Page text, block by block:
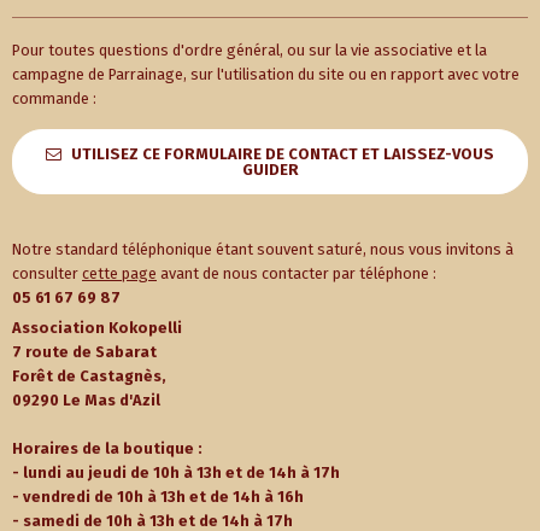
Pour toutes questions d'ordre général, ou sur la vie associative et la
campagne de Parrainage, sur l'utilisation du site ou en rapport avec votre
commande :
UTILISEZ CE FORMULAIRE DE CONTACT ET LAISSEZ-VOUS
GUIDER
Notre standard téléphonique étant souvent saturé, nous vous invitons à
consulter cette page avant de nous contacter par téléphone :
05 61 67 69 87
Association Kokopelli
7 route de Sabarat
Forêt de Castagnès,
09290 Le Mas d'Azil
Horaires de la boutique :
- lundi au jeudi de 10h à 13h et de 14h à 17h
- vendredi de 10h à 13h et de 14h à 16h
- samedi de 10h à 13h et de 14h à 17h